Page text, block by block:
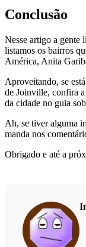
Conclusão
Nesse artigo a gente
listamos os bairros
América, Anita
Aproveitando, se
de Joinville, confira
da cidade no guia
Ah, se tiver alguma
manda nos
Obrigado e até a